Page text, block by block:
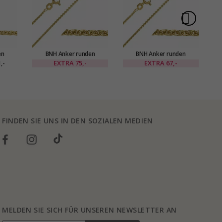
BNH Anker runden
Halskette aus vergoldetem
EXTRA 75,-
BNH Anker runden
Halskette aus vergoldetem
EXTRA 67,-
FINDEN SIE UNS IN DEN SOZIALEN MEDIEN
MELDEN SIE SICH FÜR UNSEREN NEWSLETTER AN